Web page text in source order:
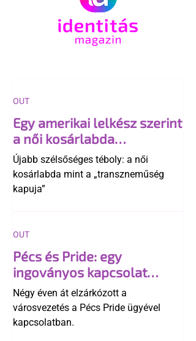
Egy amerikai lelkész szerint
a női kosárlabda
transzneműséghez vezet
Újabb szélsőséges téboly: a női
kosárlabda mint a „transzneműség
kapuja”
OUT
Pécs és Pride: egy
ingoványos kapcsolat
története
Négy éven át elzárkózott a
városvezetés a Pécs Pride ügyével
kapcsolatban.
OUT